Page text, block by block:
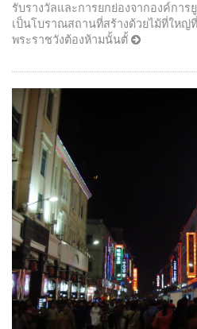
รับรางวัลและการยกย่องจากองค์กา
เป็นโบราณสถานที่สร้างด้วยไม้ที่ใหญ่
พระราชวังต้องห้ามนั้นตั้